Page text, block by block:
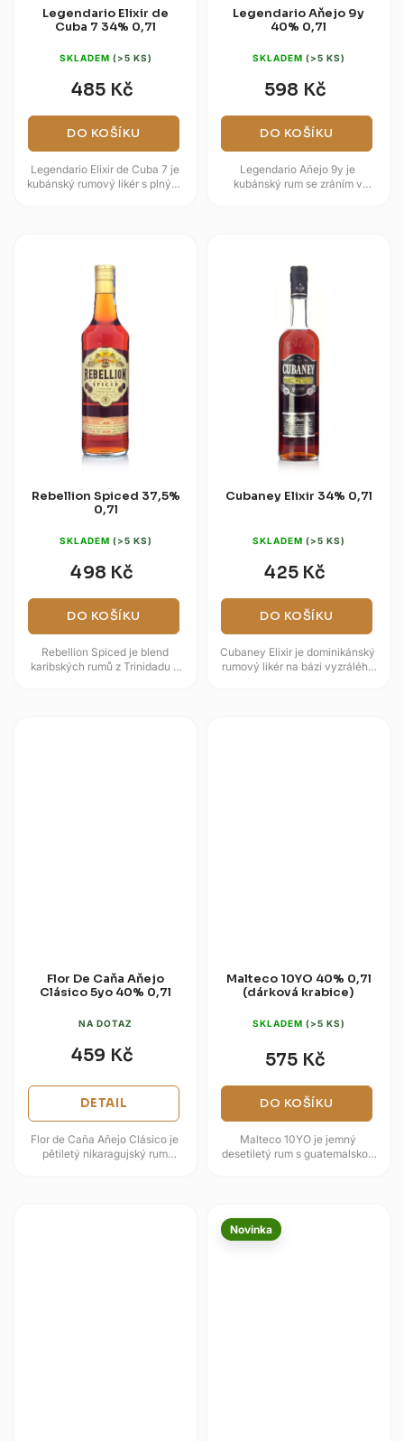
Legendario Elixir de
Cuba 7 34% 0,7l
SKLADEM (>5 KS)
485 Kč
DO KOŠÍKU
Legendario Elixir de Cuba 7 je
kubánský rumový likér s plným,
Legendario Aňejo 9y
40% 0,7l
SKLADEM (>5 KS)
598 Kč
DO KOŠÍKU
Legendario Añejo 9y je
kubánský rum se zráním v
Rebellion Spiced 37,5%
0,7l
SKLADEM (>5 KS)
498 Kč
DO KOŠÍKU
Rebellion Spiced je blend
karibských rumů z Trinidadu a
Cubaney Elixir 34% 0,7l
SKLADEM (>5 KS)
425 Kč
DO KOŠÍKU
Cubaney Elixir je dominikánský
rumový likér na bázi vyzrálého
Flor De Caňa Aňejo
Clásico 5yo 40% 0,7l
NA DOTAZ
459 Kč
DETAIL
Flor de Caña Añejo Clásico je
pětiletý nikaragujský rum
Malteco 10YO 40% 0,7l
(dárková krabice)
SKLADEM (>5 KS)
575 Kč
DO KOŠÍKU
Malteco 10YO je jemný
desetiletý rum s guatemalskou
Novinka